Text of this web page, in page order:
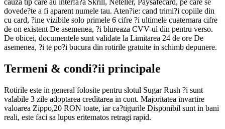
cauza tip care au interfa?a Skrill, Neteller, Paysafecard, pe care se
dovede?te a fi aparent numele tau. Aten?ie: cand trimi?i copiile din
cu card, ?ine vizibile solo primele 6 cifre ?i ultimele cuaternara cifre
de on existent De asemenea, ?i blureaza CVV-ul din pentru verso.
De obicei, documentele sunt validate la Limitarea 24 de ore De
asemenea, ?i te po?i bucura din rotirile gratuite in schimb depunere.
Termeni & condi?ii principale
Rotirile este in general folosite pentru slotul Sugar Rush ?i sunt
valabile 3 zile adoptarea creditarea in cont. Majoritatea invartire
valoarea Zippo,20 RON toate, iar ca?tigurile Disponibil sunt in bani
reali, este faci sa lupus eritematos retragi rapid.